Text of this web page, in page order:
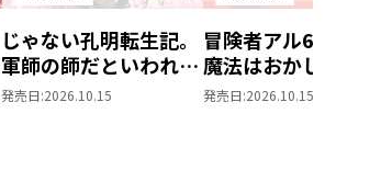
じゃない孔明転生記。
軍師の師だといわれま
しても
発売日:2026.10.15
冒険者アル6 あいつ
魔法はおかしい
【BOOK☆WALKER
発売日:2026.10.15